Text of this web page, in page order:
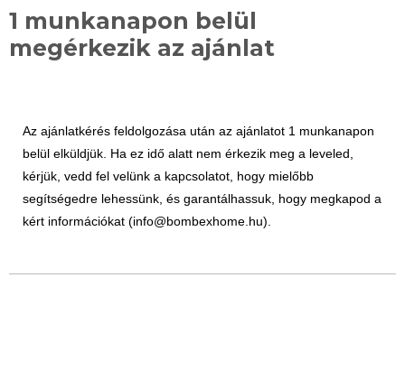
1 munkanapon belül
megérkezik az ajánlat
Az ajánlatkérés feldolgozása után az ajánlatot 1 munkanapon
belül elküldjük. Ha ez idő alatt nem érkezik meg a leveled,
kérjük, vedd fel velünk a kapcsolatot, hogy mielőbb
segítségedre lehessünk, és garantálhassuk, hogy megkapod a
kért információkat (info@bombexhome.hu).